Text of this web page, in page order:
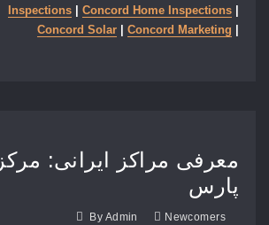
Inspections |Concord Home Inspections
Concord Solar |Concord Marketing
معرفی مراکز ایرانی: مرکز
پارس
By Admin Newcomers